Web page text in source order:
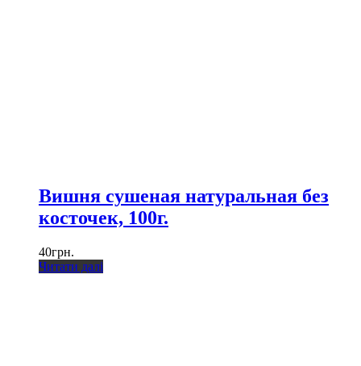
Вишня сушеная натуральная без
косточек, 100г.
40грн.
Читати далі